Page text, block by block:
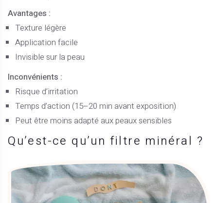
Avantages :
Texture légère
Application facile
Invisible sur la peau
Inconvénients :
Risque d’irritation
Temps d’action (15–20 min avant exposition)
Peut être moins adapté aux peaux sensibles
Qu’est-ce qu’un filtre minéral ?